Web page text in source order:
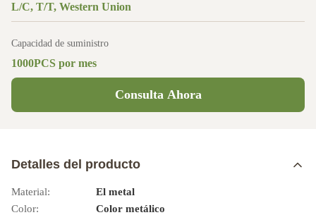
L/C, T/T, Western Union
Capacidad de suministro
1000PCS por mes
Consulta Ahora
Detalles del producto
Material:
El metal
Color:
Color metálico